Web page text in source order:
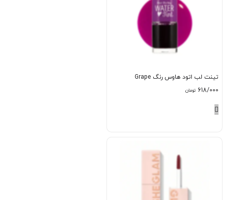
تینت لب اتود هاوس رنگ Grape
618/000 تومان